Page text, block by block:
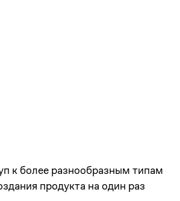
к более разнообразным типам
продукта на один раз